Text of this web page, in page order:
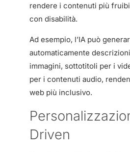
rendere i contenuti più
con disabilità.
Ad esempio, l’IA può
automaticamente
immagini, sottotitoli per i
per i contenuti audio,
web più inclusivo.
Driven